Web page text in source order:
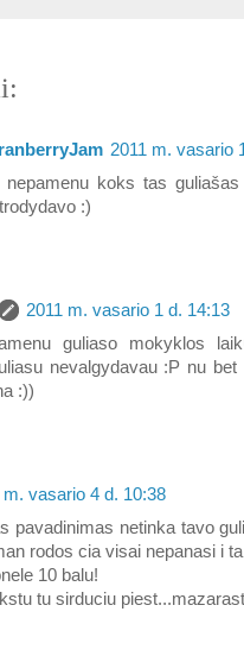
2011 m. vasario
koks tas
:)
2011 m. vasario 1 d. 14:13
guliaso mokyklos
nevalgydavau :P nu
:))
m. vasario 4 d. 10:38
pavadinimas netinka tavo
rodos cia visai nepanasi i
10 balu!
tu sirduciu